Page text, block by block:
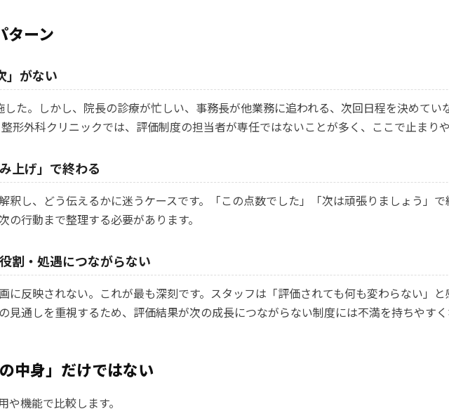
ターン
」がない
た。しかし、院長の診療が忙しい、事務長が他業務に追われる、次回日程を決めてい
形外科クリニックでは、評価制度の担当者が専任ではないことが多く、ここで止まりや
上げ」で終わる
釈し、どう伝えるかに迷うケースです。「この点数でした」「次は頑張りましょう」
行動まで整理する必要があります。
割・処遇につながらない
に反映されない。これが最も深刻です。スタッフは「評価されても何も変わらない」
通しを重視するため、評価結果が次の成長につながらない制度には不満を持ちやすく
中身」だけではない
機能で比較します。